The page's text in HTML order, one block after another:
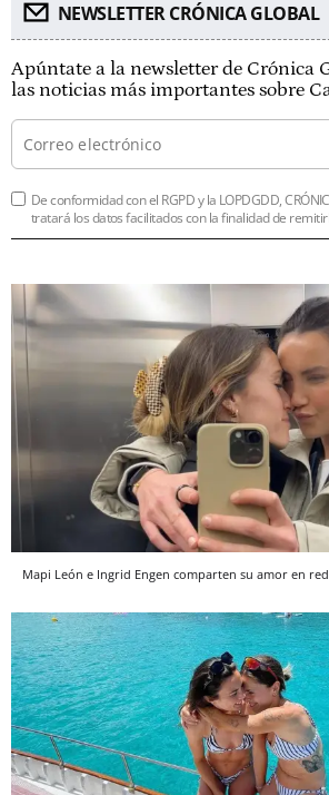
NEWSLETTER CRÓNICA GLOBAL
Apúntate a la newsletter de Crónica
las noticias más importantes sobre
De conformidad con el RGPD y la LOPDGDD,
tratará los datos facilitados con la finalidad de
Mapi León e Ingrid Engen comparten su amor en